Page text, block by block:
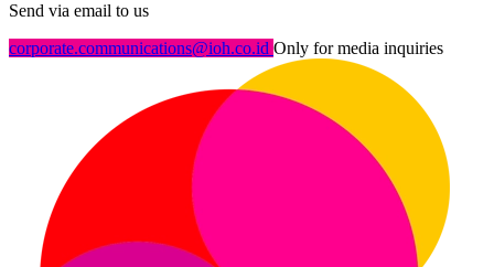
Send via email to us
corporate.communications@ioh.co.id Only for media inquiries